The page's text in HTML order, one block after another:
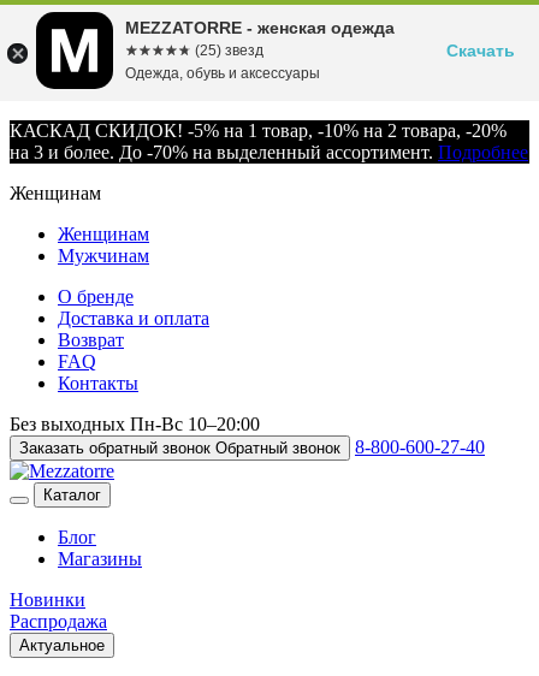
КАСКАД СКИДОК! -5% на 1 товар, -10% на 2 товара, -20%
на 3 и более. До -70% на выделенный ассортимент. Подробнее
Женщинам
Женщинам
Мужчинам
О бренде
Доставка и оплата
Возврат
FAQ
Контакты
Без выходных Пн-Вс 10–20:00
Заказать обратный звонок Обратный звонок 8-800-600-27-40
Каталог
Блог
Магазины
Новинки
Распродажа
Актуальное
MEZZATORRE - женская одежда
☆☆☆☆☆
★★★★★ (25) звезд
Одежда, обувь и аксессуары
Скачать